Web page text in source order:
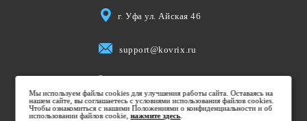
г. Уфа ул. Айская 46
support@kovrix.ru
Пн-Пт: 10:00 - 19:00
Мы используем файлы cookies для улучшения работы сайта. Оставаясь на
нашем сайте, вы соглашаетесь с условиями использования файлов cookies.
Чтобы ознакомиться с нашими Положениями о конфиденциальности и об
использовании файлов cookie,нажмите здесь.